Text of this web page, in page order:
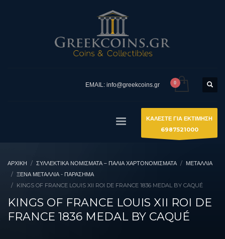
EMAIL: info@greekcoins.gr
ΚΑΛΕΣΤΕ ΓΙΑ ΕΚΤΙΜΗΣΗ
6987521000
ΑΡΧΙΚΉ ΣΥΛΛΕΚΤΙΚΆ ΝΟΜΊΣΜΑΤΑ – ΠΑΛΙΆ ΧΑΡΤΟΝΟΜΊΣΜΑΤΑ
ΜΕΤΑΛΛΙΑ
ΞΈΝΑ ΜΕΤΆΛΛΙΑ - ΠΑΡΆΣΗΜΑ
KINGS OF FRANCE LOUIS XII ROI DE FRANCE 1836 MEDAL BY CAQUÉ
KINGS OF FRANCE LOUIS XII ROI DE
FRANCE 1836 MEDAL BY CAQUÉ